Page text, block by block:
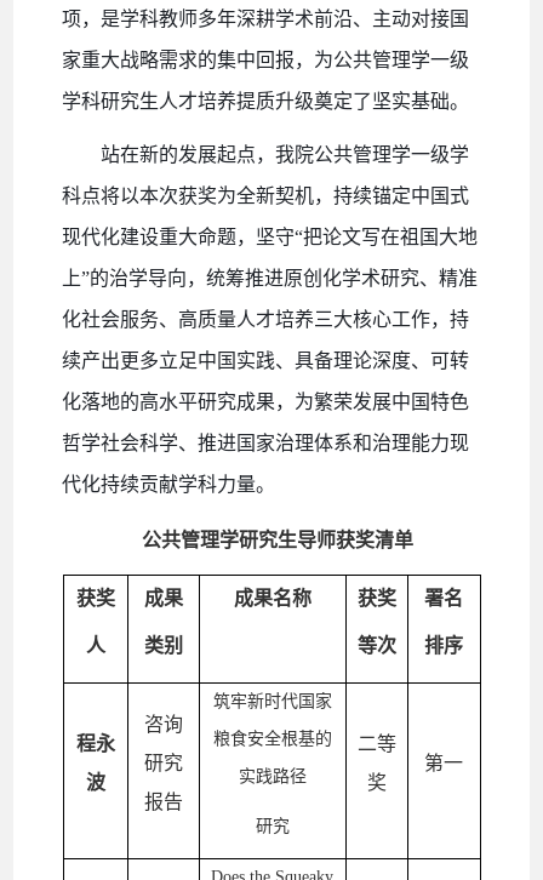
项，是学科教师多年深耕学术前沿、主动对接国
家重大战略需求的集中回报，为公共管理学一级
学科研究生人才培养提质升级奠定了坚实基础。
站在新的发展起点，我院公共管理学一级学
科点将以本次获奖为全新契机，持续锚定中国式
现代化建设重大命题，坚守“把论文写在祖国大地
上”的治学导向，统筹推进原创化学术研究、精准
化社会服务、高质量人才培养三大核心工作，持
续产出更多立足中国实践、具备理论深度、可转
化落地的高水平研究成果，为繁荣发展中国特色
哲学社会科学、推进国家治理体系和治理能力现
代化持续贡献学科力量。
公共管理学研究生导师获奖清单
获奖
人
成果
类别
成果名称 获奖
等次
署名
排序
程永
波
咨询
研究
报告
筑牢新时代国家
粮食安全根基的
实践路径
研究
二等
奖
第一